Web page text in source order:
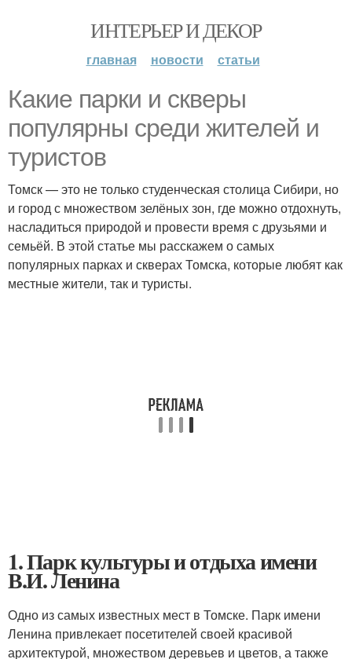
ИНТЕРЬЕР И ДЕКОР
главная новости статьи
Какие парки и скверы
популярны среди жителей и
туристов
Томск — это не только студенческая столица Сибири, но
и город с множеством зелёных зон, где можно отдохнуть,
насладиться природой и провести время с друзьями и
семьёй. В этой статье мы расскажем о самых
популярных парках и скверах Томска, которые любят как
местные жители, так и туристы.
1. Парк культуры и отдыха имени
В.И. Ленина
Одно из самых известных мест в Томске. Парк имени
Ленина привлекает посетителей своей красивой
архитектурой, множеством деревьев и цветов, а также